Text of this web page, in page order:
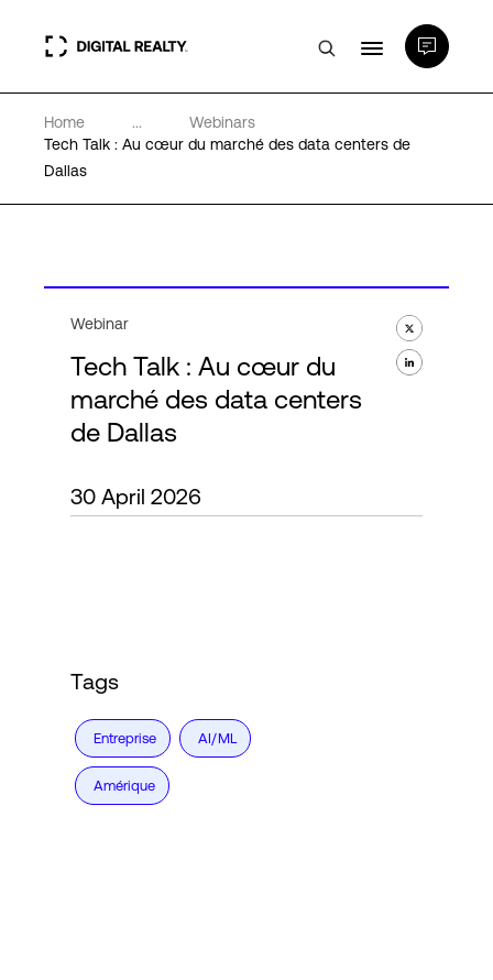
Data Centers
PlatformDIGITAL®
A propos de nous
Language
Home ...
Webinars
Tech Talk : Au cœur du marché des data centers de
Dallas
Webinar
Tech Talk : Au cœur du
marché des data centers
de Dallas
30 April 2026
Tags
Entreprise AI/ML
Amérique